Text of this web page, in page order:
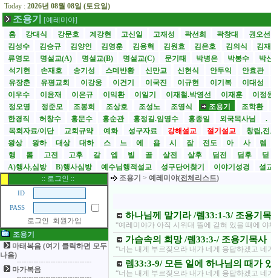
Today : 2026년 08월 08일 (토요일)
조용기
[예레미야]
홈
강대식 강문호 계강현 고신일 고재성 곽선희 곽창대
권오
김성수
김승규 김양인 김영훈 김용혁 김원효 김은호 김의식
김
류영모
명설교(A) 명설교(B) 명설교(C) 문기태 박병은 박봉수
박
석기현
손재호 송기성 스데반황 신만교 신현식 안두익
안효관
유장춘
유평교회 이강웅 이건기 이국진 이규현 이기복
이대성
이우수
이윤재 이은규 이익환 이일기 이재철.박영선 이재훈
이정
정오영
정준모 조봉희 조상호 조성노 조영식 조용기
조학환
한경직
허창수 홍문수 홍순관 홍정길.임영수 홍종일 외국목사님
.
목회자료/이단
교회규약 예화 성구자료 강해설교 절기설교
창립,
왕상
왕하 대상 대하 스 느 에 욥 시 잠 전도 아 사
렘
행
롬 고전 고후 갈 엡 빌 골 살전 살후 딤전 딤후
딛
A)행사,심방
B)행사심방 예수님행적설교 성구단어찾기 이야기성경
설
:: 로그인 ::
ID
PASS
로그인
회원가입
조용기
마태복음 (여기 클릭하면 모두
나옴)
마가복음
조용기 > 예레미야(전체리스트)
하나님께 맡기라 /렘33:1-3/ 조용기
“예레미야가 아직 시위대 뜰에 갇혀 있을 때에
가슴속의 희망 /렘33:3-/ 조용기목사
“너는 내게 부르짖으라 내가 네게 응답하겠고
렘33:3-9/ 모든 일에 하나님의 때가
“너는 내게 부르짖으라 내가 네게 응답하겠고